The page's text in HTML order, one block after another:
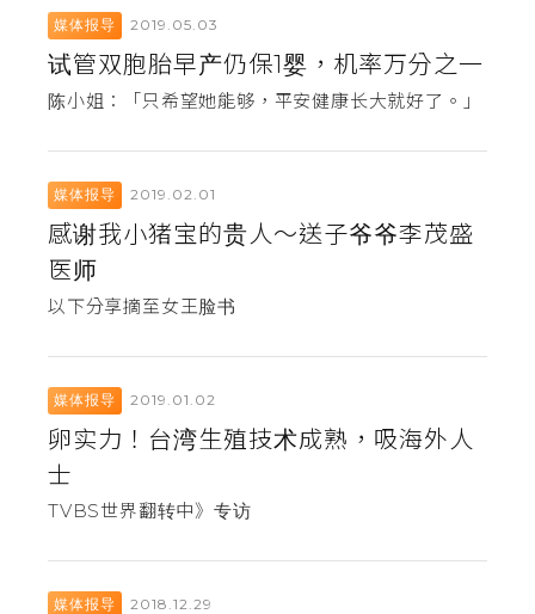
媒体报导 2019.05.03
试管双胞胎早产仍保1婴，机率万分之一
陈小姐：「只希望她能够，平安健康长大就好了。」
媒体报导 2019.02.01
感谢我小猪宝的贵人～送子爷爷李茂盛
医师
以下分享摘至女王脸书
媒体报导 2019.01.02
卵实力！台湾生殖技术成熟，吸海外人
士
TVBS世界翻转中》专访
媒体报导 2018.12.29